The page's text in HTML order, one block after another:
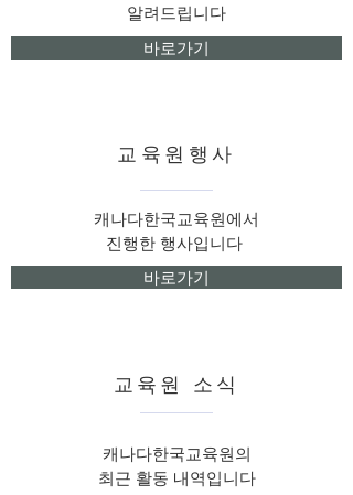
알려드립니다
바로가기
교육원행사
캐나다한국교육원에서
진행한 행사입니다
바로가기
교육원 소식
캐나다한국교육원의
최근 활동 내역입니다